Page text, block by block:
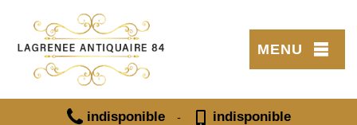
MENU
indisponible - indisponible